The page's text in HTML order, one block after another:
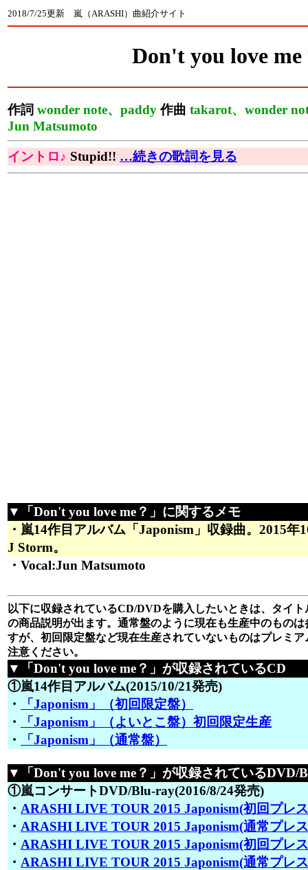
2018/7/25更新 嵐（ARASHI）曲紹介サイト
Don't you love me
作詞 wonder note、paddy 作曲 takarot、wonder
Jun Matsumoto
イントロ♪ Stupid!! …続きの歌詞を見る
▼「Don't you love me？」に関するメモ
・嵐14作目アルバム「Japonism」収録曲。2015年
J Storm。
・Vocal:Jun Matsumoto
以下に収録されているCD/DVDを購入したいときは、タイ
の商品説明が出ます。通常盤のように現在も生産中のもの
すが、初回限定盤など現在生産されていないものはプレミ
注意ください。
▼「Don't you love me？」が収録されているCD
①嵐14作目アルバム(2015/10/21発売)
・
「Japonism」（初回限定盤）
・
「Japonism」（よいとこ盤）初回限定生産
・
「Japonism」（通常盤）
▼「Don't you love me？」が収録されているDVD/
①嵐コンサートDVD/Blu-ray(2016/8/24発売)
・ ARASHI LIVE TOUR 2015 Japonism(初回プレ
・ ARASHI LIVE TOUR 2015 Japonism(通常プレ
・ ARASHI LIVE TOUR 2015 Japonism(初回プレ
・ ARASHI LIVE TOUR 2015 Japonism(通常プレ